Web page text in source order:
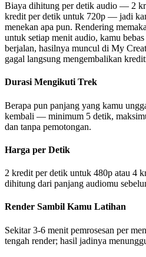
Biaya dihitung per detik audio — 2
kredit per detik untuk 720p — jadi
menekan apa pun. Rendering
untuk setiap menit audio, kamu
berjalan, hasilnya muncul di My
gagal langsung mengembalikan
Durasi Mengikuti Trek
Berapa pun panjang yang kamu
kembali — minimum 5 detik,
dan tanpa pemotongan.
Harga per Detik
2 kredit per detik untuk 480p atau 4
dihitung dari panjang audiomu
Render Sambil Kamu Latihan
Sekitar 3-6 menit pemrosesan per
tengah render; hasil jadinya